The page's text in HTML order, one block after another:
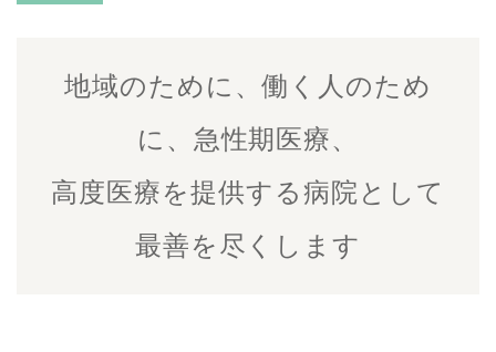
地域のために、働く人のため
に、急性期医療、
高度医療を提供する病院として
最善を尽くします